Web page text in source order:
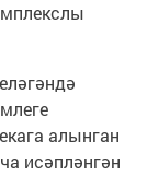
алынган
исәпләнгән